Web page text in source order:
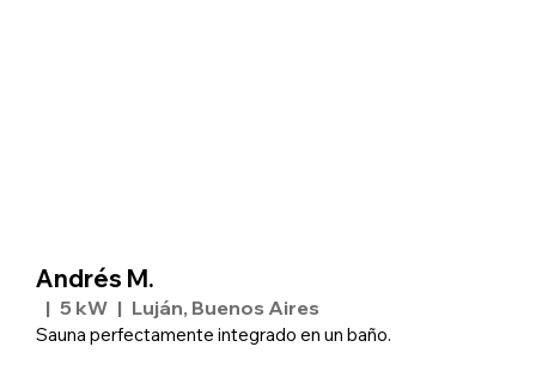
Andrés M.
| 5 kW | Luján, Buenos Aires
Sauna perfectamente integrado en un baño.